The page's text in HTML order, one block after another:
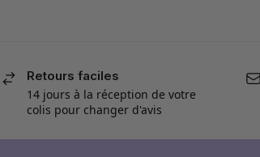
Retours faciles
14 jours à la réception de votre
colis pour changer d'avis